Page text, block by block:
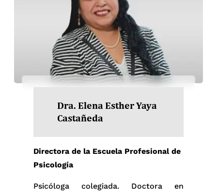
Dra. Elena Esther Yaya
Castañeda
Directora de la Escuela Profesional de
Psicología
Psicóloga colegiada. Doctora en